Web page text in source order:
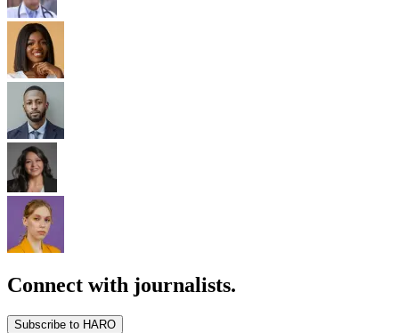
Connect with journalists.
Subscribe to HARO